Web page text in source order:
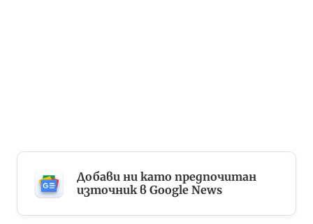
Добави ни като предпочитан
източник в Google News